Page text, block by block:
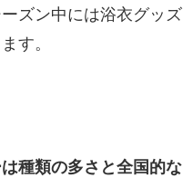
ズン中には浴衣グッズ
す。
種類の多さと全国的な